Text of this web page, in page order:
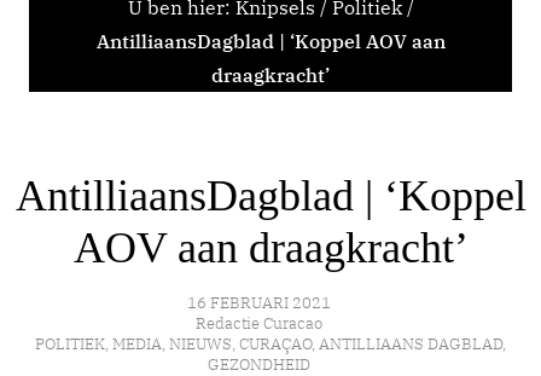
U ben hier: Knipsels / Politiek /
AntilliaansDagblad | ‘Koppel AOV aan
draagkracht’
AntilliaansDagblad | ‘Koppel
AOV aan draagkracht’
16 FEBRUARI 2021
Redactie Curacao
POLITIEK, MEDIA, NIEUWS, CURAÇAO, ANTILLIAANS DAGBLAD,
GEZONDHEID